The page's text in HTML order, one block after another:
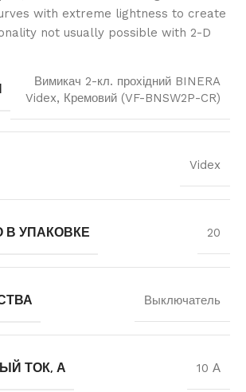
with extreme lightness to create
not usually possible with 2-D
Вимикач 2-кл. прохідний BINERA
Videx, Кремовий (VF-BNSW2P-CR)
Videx
В УПАКОВКЕ 20
Выключатель
ТОК, А 10 А